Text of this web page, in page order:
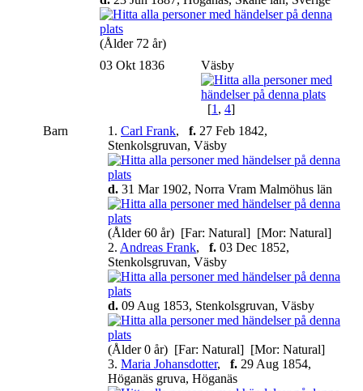
(Ålder 72 år)
03 Okt 1836
Väsby
[1 , 4]
Barn
1. Carl Frank, f. 27 Feb 1842,
Stenkolsgruvan, Väsby
d. 31 Mar 1902, Norra Vram Malmöhus län
(Ålder 60 år) [Far: Natural] [Mor: Natural]
2. Andreas Frank, f. 03 Dec 1852,
Stenkolsgruvan, Väsby
d. 09 Aug 1853, Stenkolsgruvan, Väsby
(Ålder 0 år) [Far: Natural] [Mor: Natural]
3. Maria Johansdotter, f. 29 Aug 1854,
Höganäs gruva, Höganäs